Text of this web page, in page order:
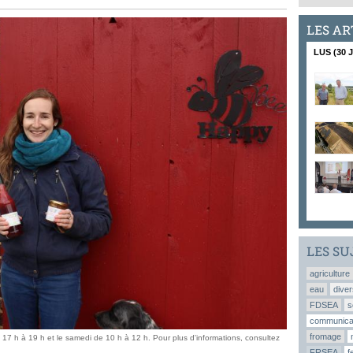
h à 19 h et le samedi de 10 h à 12 h. Pour plus d'informations, consultez
LES
LUS (30
LES
agriculture
eau
FDSEA
fromage